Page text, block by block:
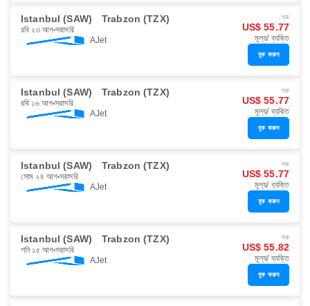
Istanbul (SAW) Trabzon (TZX)
রবি ২৩ আগ সরাসরি
AJet
শুরু
US$ 55.77
মূল্য/ ব্যক্তি
বুক করুন
Istanbul (SAW) Trabzon (TZX)
রবি ১৬ আগ সরাসরি
AJet
শুরু
US$ 55.77
মূল্য/ ব্যক্তি
বুক করুন
Istanbul (SAW) Trabzon (TZX)
সোম ২৪ আগ সরাসরি
AJet
শুরু
US$ 55.77
মূল্য/ ব্যক্তি
বুক করুন
Istanbul (SAW) Trabzon (TZX)
শনি ১৫ আগ সরাসরি
AJet
শুরু
US$ 55.82
মূল্য/ ব্যক্তি
বুক করুন